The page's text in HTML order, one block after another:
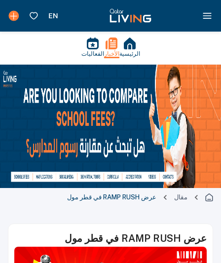
الرئيسية الأخبار الفعاليات
مقال عرض RAMP RUSH في قطر مول
عرض RAMP RUSH في قطر مول